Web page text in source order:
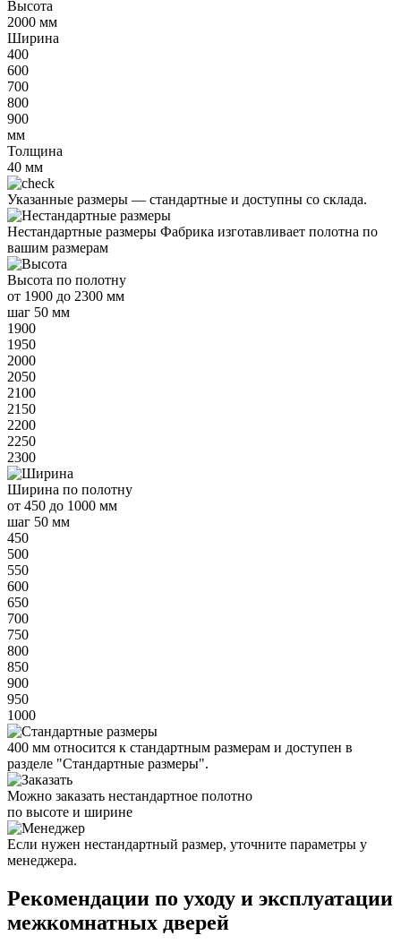
Высота
2000 мм
Ширина
400
600
700
800
900
мм
Толщина
40 мм
Указанные размеры — стандартные и доступны со склада.
Нестандартные размеры Фабрика изготавливает полотна по
вашим размерам
Высота по полотну
от 1900 до 2300 мм
шаг 50 мм
1900
1950
2000
2050
2100
2150
2200
2250
2300
Ширина по полотну
от 450 до 1000 мм
шаг 50 мм
450
500
550
600
650
700
750
800
850
900
950
1000
400 мм относится к стандартным размерам и доступен в
разделе "Стандартные размеры".
Можно заказать нестандартное полотно
по высоте и ширине
Если нужен нестандартный размер, уточните параметры у
менеджера.
Рекомендации по уходу и эксплуатации
межкомнатных дверей